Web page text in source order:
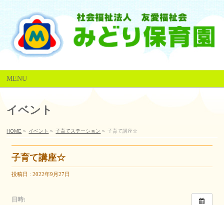
MENU
イベント
HOME » イベント » 子育てステーション » 子育て講座☆
子育て講座☆
投稿日 : 2022年9月27日
日時: